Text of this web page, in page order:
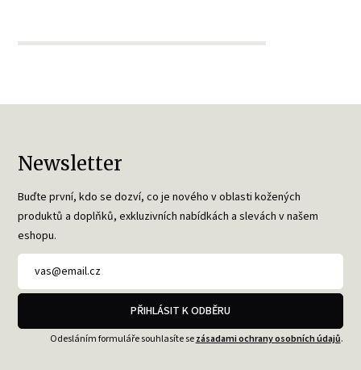
Newsletter
Buďte první, kdo se dozví, co je nového v oblasti kožených
produktů a doplňků, exkluzivních nabídkách a slevách v našem
eshopu.
PŘIHLÁSIT K ODBĚRU
Odesláním formuláře souhlasíte sezásadami ochrany osobních údajů.